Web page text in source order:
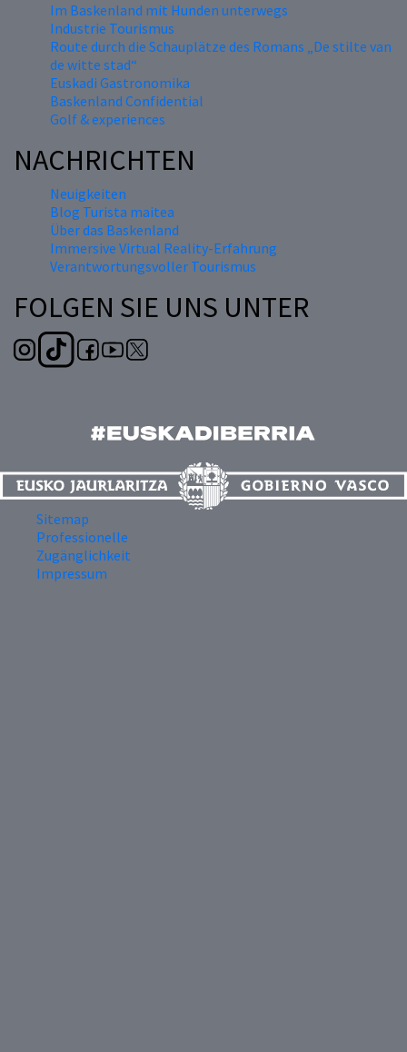
Im Baskenland mit Hunden unterwegs
Industrie Tourismus
Route durch die Schauplätze des Romans „De stilte van
de witte stad“
Euskadi Gastronomika
Baskenland Confidential
Golf & experiences
NACHRICHTEN
Neuigkeiten
Blog Turista maitea
Über das Baskenland
Immersive Virtual Reality-Erfahrung
Verantwortungsvoller Tourismus
FOLGEN SIE UNS UNTER
Sitemap
Professionelle
Zugänglichkeit
Impressum